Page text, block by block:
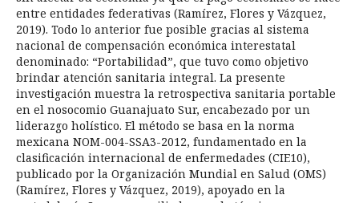
entre entidades federativas (Ramírez, Flores y Vázquez,
2019). Todo lo anterior fue posible gracias al sistema
nacional de compensación económica interestatal
denominado: “Portabilidad”, que tuvo como objetivo
brindar atención sanitaria integral. La presente
investigación muestra la retrospectiva sanitaria portable
en el nosocomio Guanajuato Sur, encabezado por un
liderazgo holístico. El método se basa en la norma
mexicana NOM-004-SSA3-2012, fundamentado en la
clasificación internacional de enfermedades (CIE10),
publicado por la Organización Mundial en Salud (OMS)
(Ramírez, Flores y Vázquez, 2019), apoyado en la